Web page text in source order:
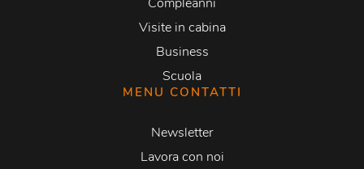
Visite in cabina
Business
Scuola
MENU CONTATTI
Newsletter
Lavora con noi